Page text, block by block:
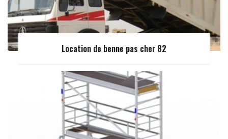
Location de benne pas cher 82